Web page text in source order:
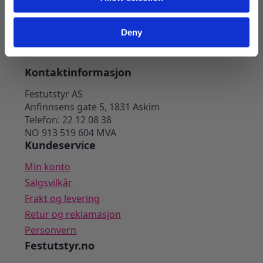
Deny
Kontaktinformasjon
Festutstyr AS
Anfinnsens gate 5, 1831 Askim
Telefon: 22 12 08 38
NO 913 519 604 MVA
Kundeservice
Min konto
Salgsvilkår
Frakt og levering
Retur og reklamasjon
Personvern
Festutstyr.no